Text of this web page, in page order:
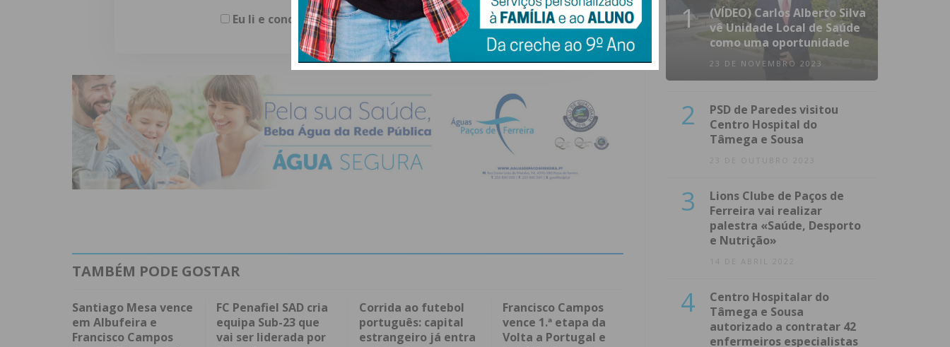
Eu li e concordo com ostermos e condições
TAMBÉM PODE GOSTAR
Santiago Mesa vence
em Albufeira e
Francisco Campos
FC Penafiel SAD cria
equipa Sub-23 que
vai ser liderada por
Corrida ao futebol
português: capital
estrangeiro já entra
Francisco Campos
vence 1.ª etapa da
Volta a Portugal e
1
(VÍDEO) Carlos Alberto Silva
vê Unidade Local de Saúde
como uma oportunidade
23 DE NOVEMBRO 2023
2
PSD de Paredes visitou
Centro Hospital do
Tâmega e Sousa
23 DE OUTUBRO 2023
3
Lions Clube de Paços de
Ferreira vai realizar
palestra «Saúde, Desporto
e Nutrição»
14 DE ABRIL 2022
4
Centro Hospitalar do
Tâmega e Sousa
autorizado a contratar 42
enfermeiros especialistas